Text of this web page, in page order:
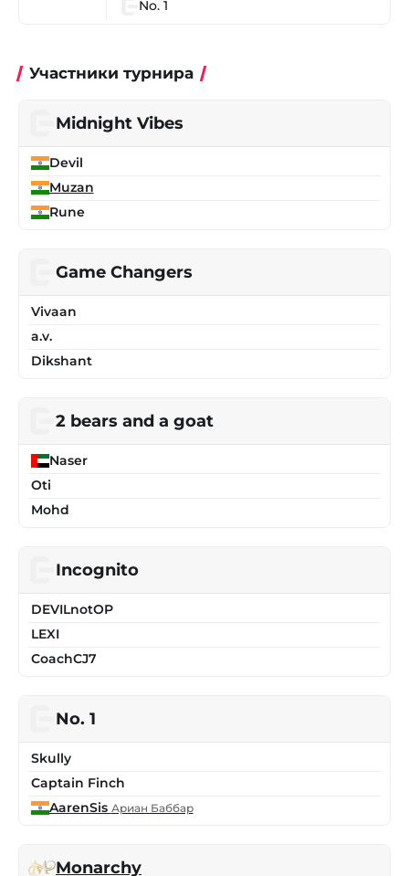
No. 1
Участники турнира
Midnight Vibes
Devil
Muzan
Rune
Game Changers
Vivaan
a.v.
Dikshant
2 bears and a goat
Naser
Oti
Mohd
Incognito
DEVILnotOP
LEXI
CoachCJ7
No. 1
Skully
Captain Finch
AarenSis Ариан Баббар
Monarchy